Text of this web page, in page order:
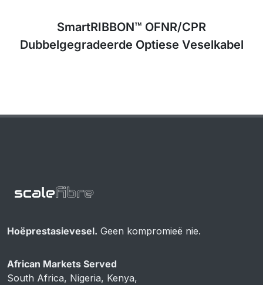
Hoëprestasievesel. Geen kompromieë nie.
African Markets Served
South Africa, Nigeria, Kenya,